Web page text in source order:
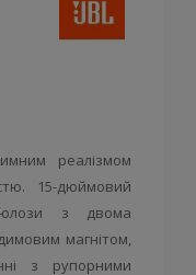
реалізмом
15-дюймовий
з двома
магнітом,
з рупорними